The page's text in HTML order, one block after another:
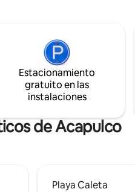
de primera.
independientes
AC, WIFI, sábanas
cada
Estacionamiento
gratuito en las
instalaciones
de Acapulco
Playa Caleta